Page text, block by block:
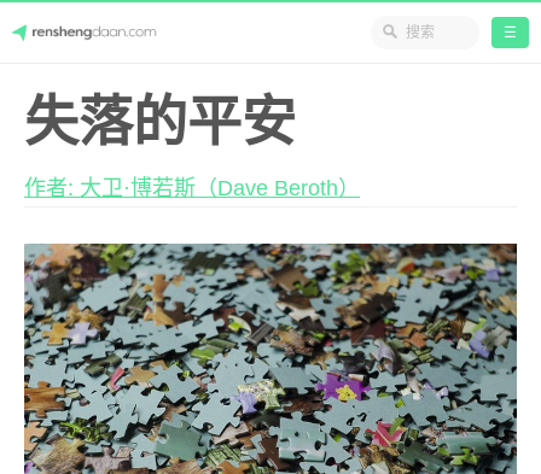
content
人生答案
☰
失落的平安
作者: 大卫·博若斯（Dave Beroth）